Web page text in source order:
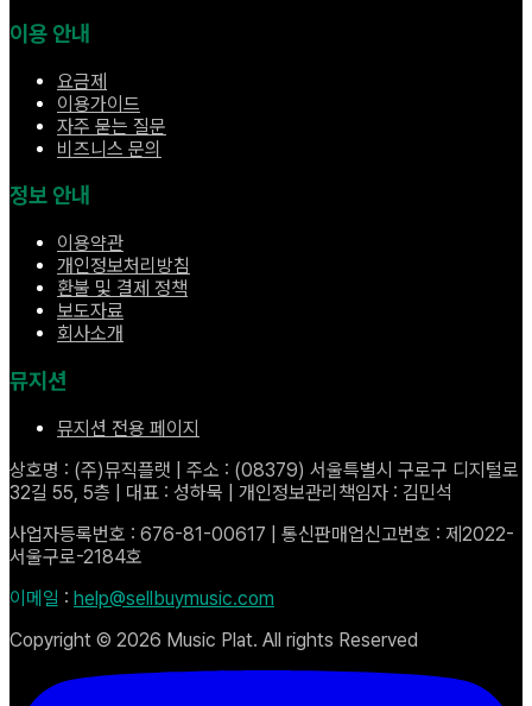
이용 안내
요금제
이용가이드
자주 묻는 질문
비즈니스 문의
정보 안내
이용약관
개인정보처리방침
환불 및 결제 정책
보도자료
회사소개
뮤지션
뮤지션 전용 페이지
상호명 : (주)뮤직플랫 | 주소 : (08379) 서울특별시 구로구 디지털로
32길 55, 5층 | 대표 : 성하묵 | 개인정보관리책임자 : 김민석
사업자등록번호 : 676-81-00617 | 통신판매업신고번호 : 제2022-
서울구로-2184호
이메일 : help@sellbuymusic.com
Copyright © 2026 Music Plat. All rights Reserved